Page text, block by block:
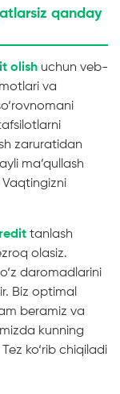
qanday
olish uchun veb-
va
zaruratidan
ma’qullash
tanlash
olasiz.
daromadlarini
Biz optimal
beramiz va
kunning
ko‘rib chiqiladi